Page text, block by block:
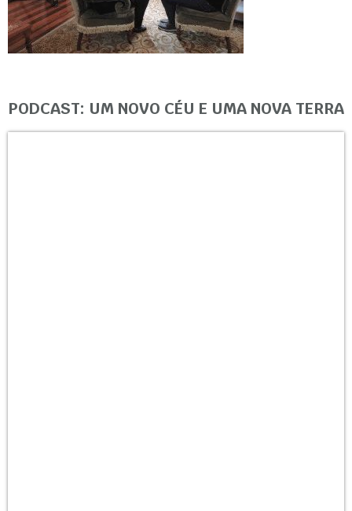
PODCAST: UM NOVO CÉU E UMA NOVA TERRA